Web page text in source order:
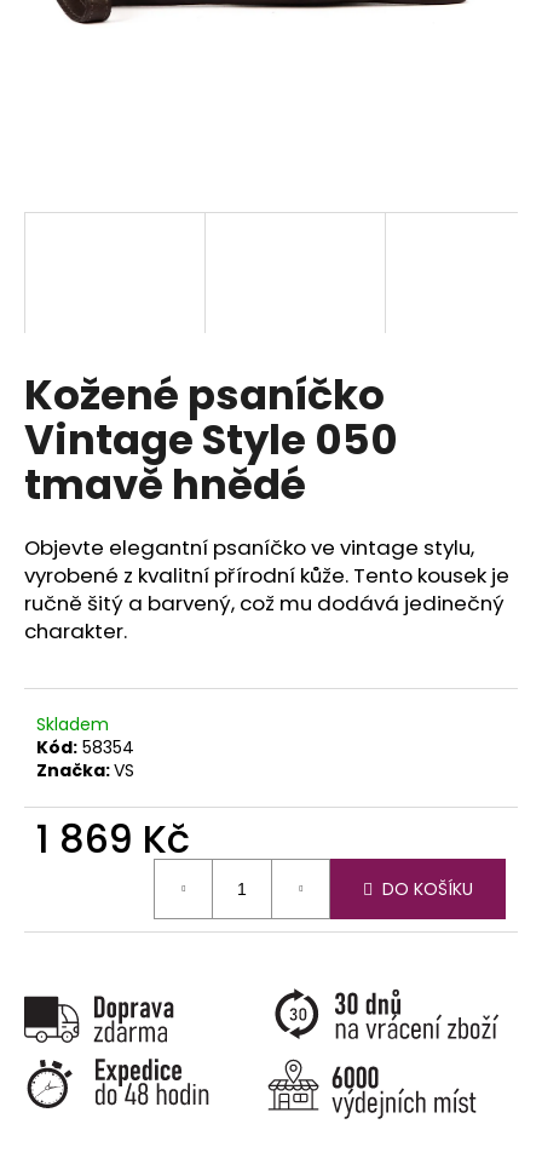
Kožené psaníčko
Vintage Style 050
tmavě hnědé
Objevte elegantní psaníčko ve vintage stylu,
vyrobené z kvalitní přírodní kůže. Tento kousek je
ručně šitý a barvený, což mu dodává jedinečný
charakter.
Skladem
Kód: 58354
Značka:VS
1 869 Kč
DO KOŠÍKU
D
o
p
o
r
č
u
j
e
e